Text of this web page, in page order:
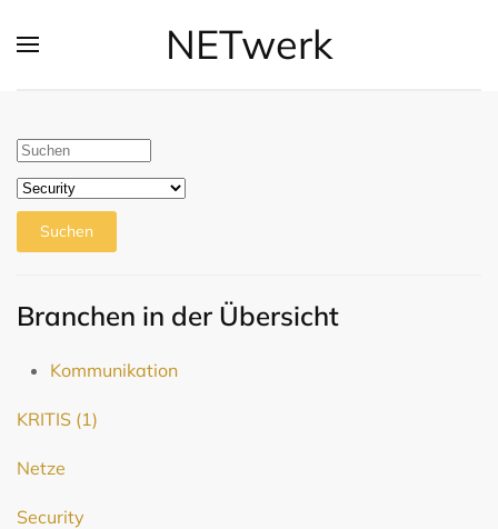
Zum Hauptinhalt springen
NETwerk
Suchen
Branchen in der Übersicht
Kommunikation
KRITIS (1)
Netze
Security